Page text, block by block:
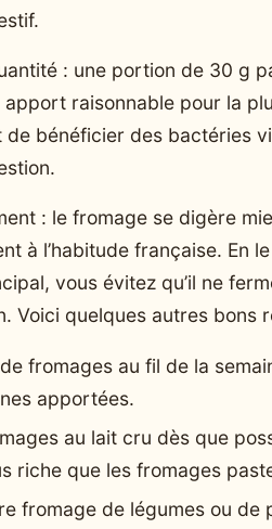
: une portion de 30 g
apport raisonnable pour la
bénéficier des bactéries
: le fromage se digère
à l’habitude française. En
vous évitez qu’il ne
Voici quelques autres bons
fromages au fil de la
apportées.
au lait cru dès que
riche que les fromages
fromage de légumes ou de